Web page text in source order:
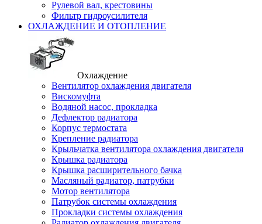
Рулевой вал, крестовины
Фильтр гидроусилителя
ОХЛАЖДЕНИЕ И ОТОПЛЕНИЕ
Охлаждение
Вентилятор охлаждения двигателя
Вискомуфта
Водяной насос, прокладка
Дефлектор радиатора
Корпус термостата
Крепление радиатора
Крыльчатка вентилятора охлаждения двигателя
Крышка радиатора
Крышка расширительного бачка
Масляный радиатор, патрубки
Мотор вентилятора
Патрубок системы охлаждения
Прокладки системы охлаждения